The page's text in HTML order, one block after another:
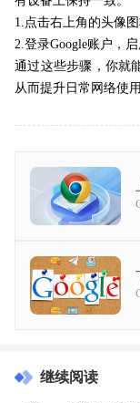
1.点击右上角的头像图
2.登录Google账户，启
通过这些步骤，你就
从而提升日常网络使
继续阅读